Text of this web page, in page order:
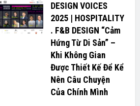
DESIGN VOICES
2025 | HOSPITALITY
. F&B DESIGN “Cảm
Hứng Từ Di Sản” –
Khi Không Gian
Được Thiết Kế Để Kể
Nên Câu Chuyện
Của Chính Mình